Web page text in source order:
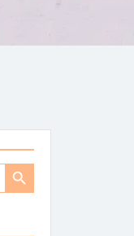
Search